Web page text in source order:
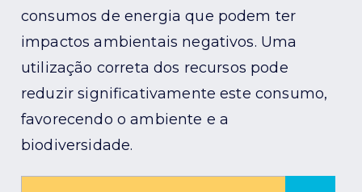
consumos de energia que podem ter
impactos ambientais negativos. Uma
utilização correta dos recursos pode
reduzir significativamente este consumo,
favorecendo o ambiente e a
biodiversidade.